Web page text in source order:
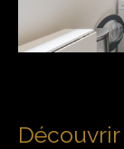
découvrir